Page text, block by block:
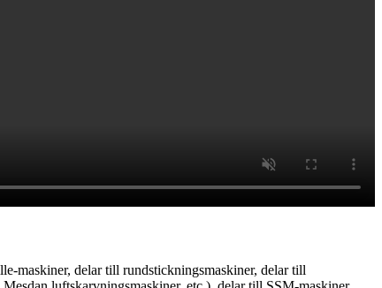
maskiner, delar till rundstickningsmaskiner, delar till